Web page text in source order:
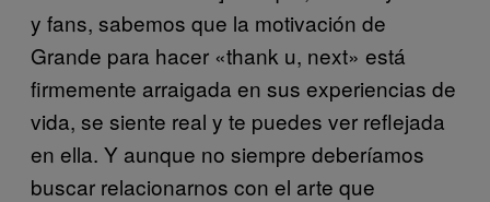
y fans, sabemos que la motivación de
Grande para hacer «thank u, next» está
firmemente arraigada en sus experiencias de
vida, se siente real y te puedes ver reflejada
en ella. Y aunque no siempre deberíamos
buscar relacionarnos con el arte que